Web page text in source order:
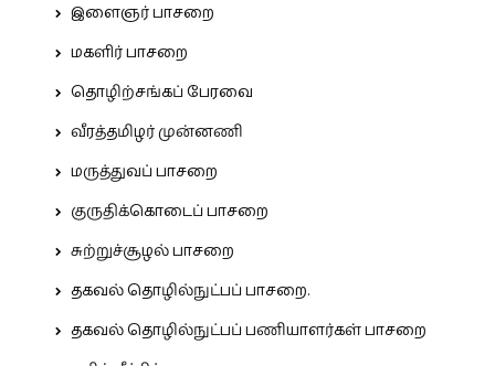
இளைஞர் பாசறை
மகளிர் பாசறை
தொழிற்சங்கப் பேரவை
வீரத்தமிழர் முன்னணி
மருத்துவப் பாசறை
குருதிக்கொடைப் பாசறை
சுற்றுச்சூழல் பாசறை
தகவல் தொழில்நுட்பப் பாசறை.
தகவல் தொழில்நுட்பப் பணியாளர்கள் பாசறை